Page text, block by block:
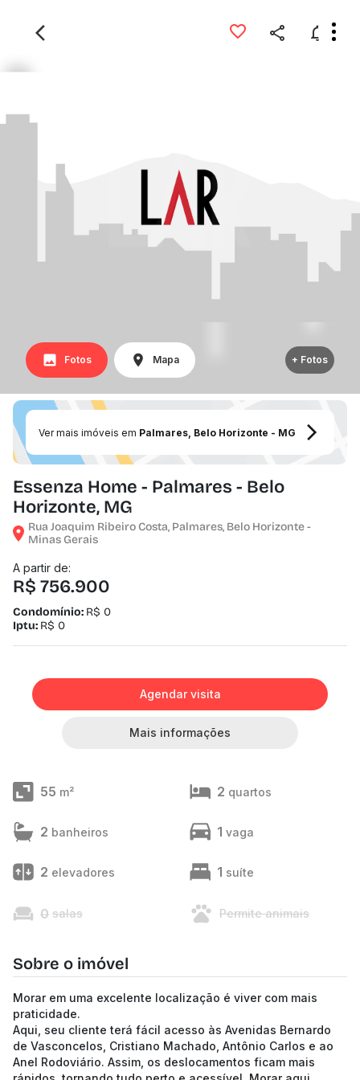
Fotos Mapa + Fotos
Ver mais imóveis em Palmares, Belo Horizonte - MG
Essenza Home - Palmares - Belo
Horizonte, MG
Rua Joaquim Ribeiro Costa, Palmares, Belo Horizonte -
Minas Gerais
A partir de:
R$ 756.900
Condomínio: R$ 0
Iptu: R$ 0
Agendar visita
Mais informações
55 m² 2 quartos
2 banheiros 1 vaga
2 elevadores 1 suíte
0 salas Permite animais
Sobre o imóvel
Morar em uma excelente localização é viver com mais
praticidade.
Aqui, seu cliente terá fácil acesso às Avenidas Bernardo
de Vasconcelos, Cristiano Machado, Antônio Carlos e ao
Anel Rodoviário. Assim, os deslocamentos ficam mais